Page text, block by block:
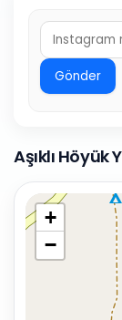
Gönder
Aşıklı Höyük
+
−